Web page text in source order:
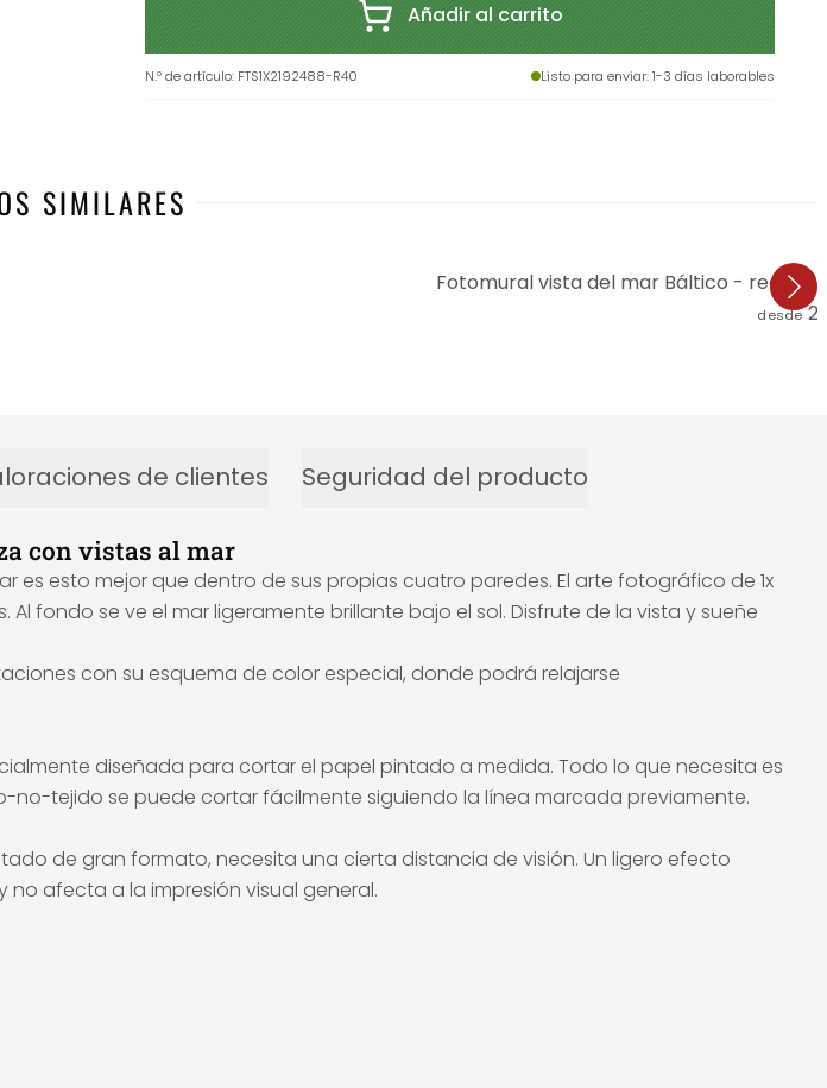
Añadir al carrito
N.º de artículo: FTS1X2192488-R40 Listo para enviar: 1-3 días laborables
SIMILARES
Fotomural vista del mar Báltico -
desde
de clientes Seguridad del producto
con vistas al mar
es esto mejor que dentro de sus propias cuatro paredes. El arte fotográfico de 1x
fondo se ve el mar ligeramente brillante bajo el sol. Disfrute de la vista y sueñe
con su esquema de color especial, donde podrá relajarse
diseñada para cortar el papel pintado a medida. Todo lo que necesita es
tejido se puede cortar fácilmente siguiendo la línea marcada previamente.
de gran formato, necesita una cierta distancia de visión. Un ligero efecto
afecta a la impresión visual general.